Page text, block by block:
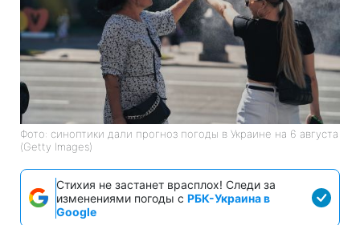
Фото: синоптики дали прогноз погоды в Украине на 6 августа
(Getty Images)
Стихия не застанет врасплох! Следи за
изменениями погоды с РБК-Украина в
Google